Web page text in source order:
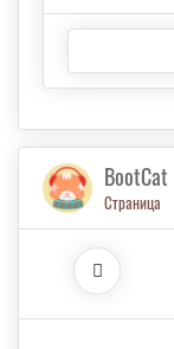
BootCat
Страница